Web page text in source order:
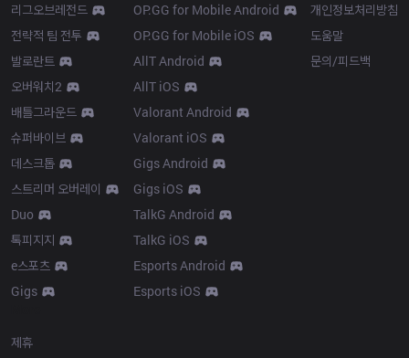
리그오브레전드
전략적 팀 전투
발로란트
오버워치2
배틀그라운드
슈퍼바이브
데스크톱
스트리머 오버레이
Duo
톡피지지
e스포츠
Gigs
OP.GG for Mobile Android
OP.GG for Mobile iOS
AllT Android
AllT iOS
Valorant Android
Valorant iOS
Gigs Android
Gigs iOS
TalkG Android
TalkG iOS
Esports Android
Esports iOS
개인정보처리방침
도움말
문의/피드백
제휴